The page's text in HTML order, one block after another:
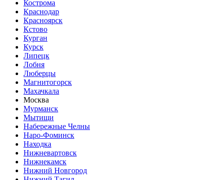
Кострома
Краснодар
Красноярск
Кстово
Курган
Курск
Липецк
Лобня
Люберцы
Магнитогорск
Махачкала
Москва
Мурманск
Мытищи
Набережные Челны
Наро-Фоминск
Находка
Нижневартовск
Нижнекамск
Нижний Новгород